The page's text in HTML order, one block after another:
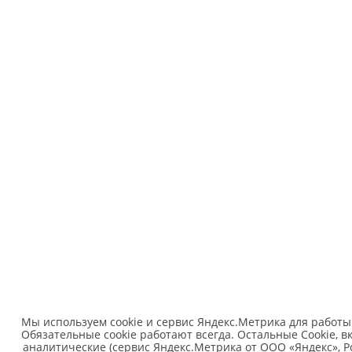
Мы используем cookie и сервис Яндекс.Метрика для работы
Обязательные cookie работают всегда. Остальные Сookie,
аналитические (сервис Яндекс.Метрика от ООО «Яндекс»,